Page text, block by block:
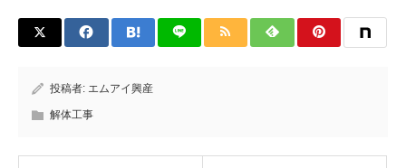
投稿者: エムアイ興産
解体工事